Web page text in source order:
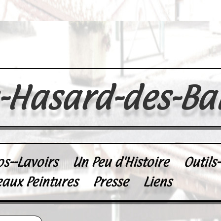
des-
Lavoirs Un Peu d'Histoire
Peintures
Presse Liens